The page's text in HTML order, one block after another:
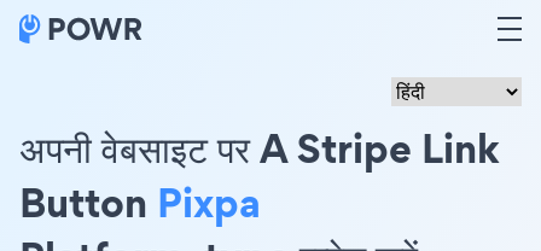
अपनी वेबसाइट पर A Stripe Link
Button Pixpa